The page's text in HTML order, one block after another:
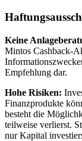
Keine
Mintos Cashback-
Empfehlung dar.
Hohe Risiken:
Finanzprodukte
besteht die
teilweise verlierst.
nur Kapital